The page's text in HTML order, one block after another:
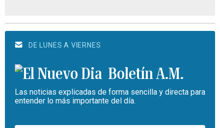
DE LUNES A VIERNES
Boletín A.M.
Las noticias explicadas de forma sencilla y directa para
entender lo más importante del día.